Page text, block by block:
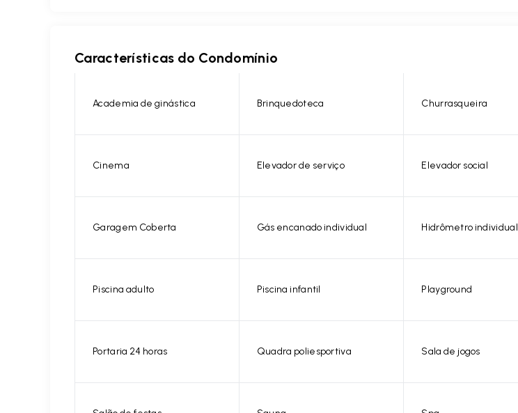
Características do Condomínio
Academia de ginástica Brinquedoteca Churrasqueira
Cinema Elevador de serviço Elevador social
Garagem Coberta Gás encanado individual Hidrômetro individual
Piscina adulto Piscina infantil Playground
Portaria 24 horas Quadra poliesportiva Sala de jogos